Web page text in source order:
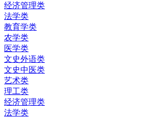
经济管理类
法学类
教育学类
农学类
医学类
文史外语类
文史中医类
艺术类
理工类
经济管理类
法学类